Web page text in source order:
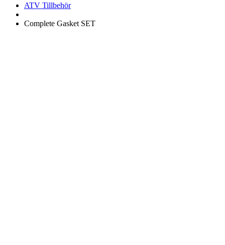
ATV Tillbehör
Complete Gasket SET